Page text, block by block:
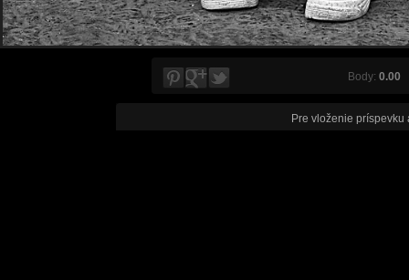
Body: 0.00
Pre vloženie